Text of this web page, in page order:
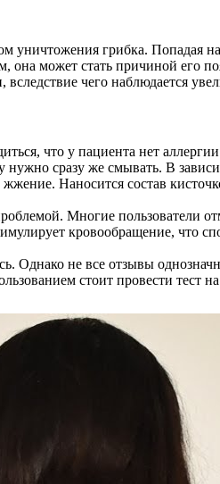
уничтожения грибка. Попадая
может стать причиной его
чего наблюдается
что у пациента нет
сразу же смывать. В
Наносится состав
Многие пользователи
кровообращение, что
Однако не все отзывы
стоит провести тест